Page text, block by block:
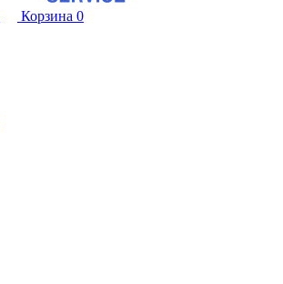
Корзина 0